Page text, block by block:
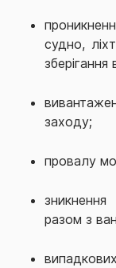
судно,
заходу;
провалу
разом з